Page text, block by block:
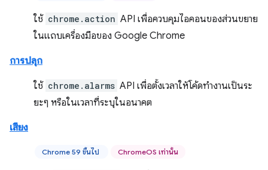
ใช้ chrome.action API เพื่อควบคุมไอคอนของส่วนขยาย
ในแถบเครื่องมือของ Google Chrome
การปลุก
ใช้ chrome.alarms API เพื่อตั้งเวลาให้โค้ดทำงานเป็นระ
ยะๆ หรือในเวลาที่ระบุในอนาคต
เสียง
Chrome 59 ขึ้นไป ChromeOS เท่านั้น